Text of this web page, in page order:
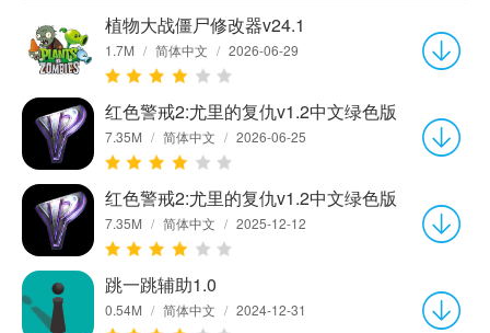
植物大战僵尸修改器v24.1
1.7M / 简体中文 / 2026-06-29
红色警戒2:尤里的复仇v1.2中文绿色版
7.35M / 简体中文 / 2026-06-25
红色警戒2:尤里的复仇v1.2中文绿色版
7.35M / 简体中文 / 2025-12-12
跳一跳辅助1.0
0.54M / 简体中文 / 2024-12-31